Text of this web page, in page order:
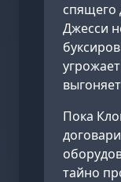
спящего
Джесси
Пока
тайно